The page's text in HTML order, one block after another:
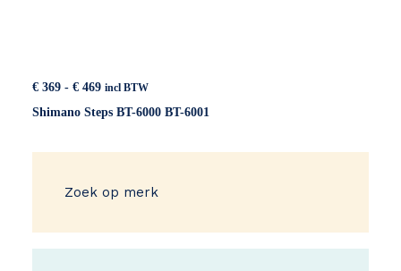
€ 369 - € 469Prijsklasse:
tot
incl BTW
Shimano Steps BT-6000 BT-6001
Zoek op merk